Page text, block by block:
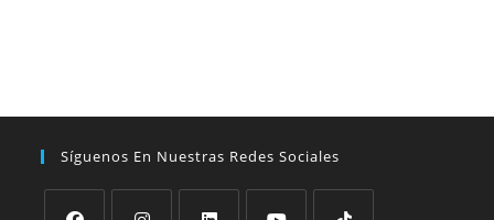
Síguenos En Nuestras Redes Sociales